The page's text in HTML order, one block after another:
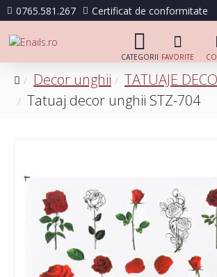
0765.581.267 Certificat de conformitate
Decor unghii
TATUAJE
Tatuaj decor unghii STZ-704